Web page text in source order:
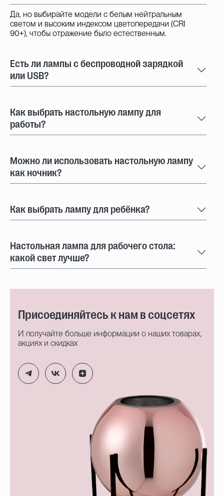
Да, но выбирайте модели с белым нейтральным
светом и высоким индексом цветопередачи (CRI
90+), чтобы отражение было естественным.
Есть ли лампы с беспроводной зарядкой
или USB?
Как выбрать настольную лампу для
работы?
Можно ли использовать настольную лампу
как ночник?
Как выбрать лампу для ребёнка?
Настольная лампа для рабочего стола:
какой свет лучше?
Присоединяйтесь к нам в соцсетях
И получайте больше информации о наших товарах,
акциях и скидках